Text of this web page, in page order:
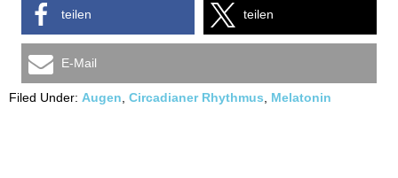
teilen teilen
E-Mail
Filed Under: Augen Circadianer Rhythmus Melatonin